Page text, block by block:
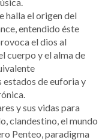
halla el origen del
entendido éste
el dios al
cuerpo y el alma de
de euforia y
y sus vidas para
clandestino, el mundo
Penteo, paradigma